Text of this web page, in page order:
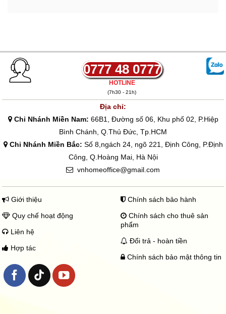
0777 48 0777
HOTLINE
(7h30 - 21h)
Địa chỉ:
Chi Nhánh Miền Nam: 66B1, Đường số 06, Khu phố 02, P.Hiệp
Bình Chánh, Q.Thủ Đức, Tp.HCM
Chi Nhánh Miền Bắc: Số 8,ngách 24, ngõ 221, Định Công, P.Định
Công, Q.Hoàng Mai, Hà Nội
vnhomeoffice@gmail.com
Giới thiệu
Quy chế hoạt động
Liên hệ
Hợp tác
Chính sách bảo hành
Chính sách cho thuê sản
phẩm
Đổi trả - hoàn tiền
Chính sách bảo mật thông tin